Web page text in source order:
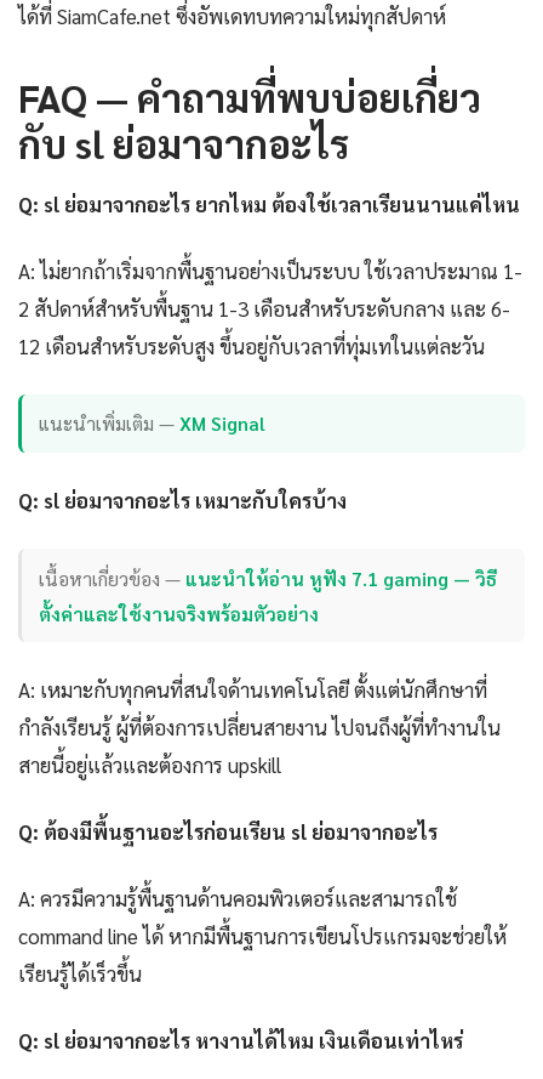
ได้ที่ SiamCafe.net ซึ่งอัพเดทบทความใหม่ทุกสัปดาห์
FAQ — คำถามที่พบบ่อยเกี่ยว
กับ sl ย่อมาจากอะไร
Q: sl ย่อมาจากอะไร ยากไหม ต้องใช้เวลาเรียนนานแค่ไหน
A: ไม่ยากถ้าเริ่มจากพื้นฐานอย่างเป็นระบบ ใช้เวลาประมาณ 1-
2 สัปดาห์สำหรับพื้นฐาน 1-3 เดือนสำหรับระดับกลาง และ 6-
12 เดือนสำหรับระดับสูง ขึ้นอยู่กับเวลาที่ทุ่มเทในแต่ละวัน
แนะนำเพิ่มเติม —XM Signal
Q: sl ย่อมาจากอะไร เหมาะกับใครบ้าง
เนื้อหาเกี่ยวข้อง — แนะนำให้อ่าน หูฟัง 7.1 gaming — วิธี
ตั้งค่าและใช้งานจริงพร้อมตัวอย่าง
A: เหมาะกับทุกคนที่สนใจด้านเทคโนโลยี ตั้งแต่นักศึกษาที่
กำลังเรียนรู้ ผู้ที่ต้องการเปลี่ยนสายงาน ไปจนถึงผู้ที่ทำงานใน
สายนี้อยู่แล้วและต้องการ upskill
Q: ต้องมีพื้นฐานอะไรก่อนเรียน sl ย่อมาจากอะไร
A: ควรมีความรู้พื้นฐานด้านคอมพิวเตอร์และสามารถใช้
command line ได้ หากมีพื้นฐานการเขียนโปรแกรมจะช่วยให้
เรียนรู้ได้เร็วขึ้น
Q: sl ย่อมาจากอะไร หางานได้ไหม เงินเดือนเท่าไหร่